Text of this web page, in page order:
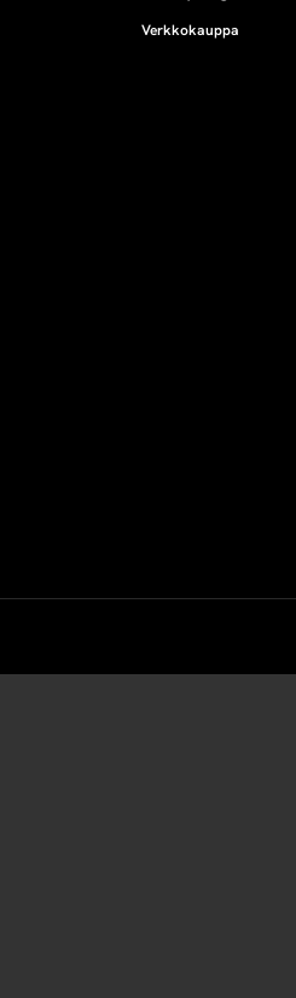
Verkkokauppa